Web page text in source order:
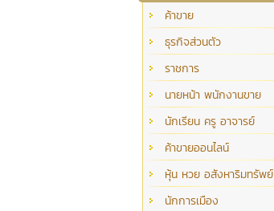
ค้าขาย
ธุรกิจส่วนตัว
ราชการ
นายหน้า พนักงานขาย
นักเรียน ครู อาจารย์
ค้าขายออนไลน์
หุ้น หวย อสังหาริมทรัพย์
นักการเมือง